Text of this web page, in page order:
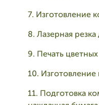
7. Изготовление
8. Лазерная резка
9. Печать
10.
11. Подготовка